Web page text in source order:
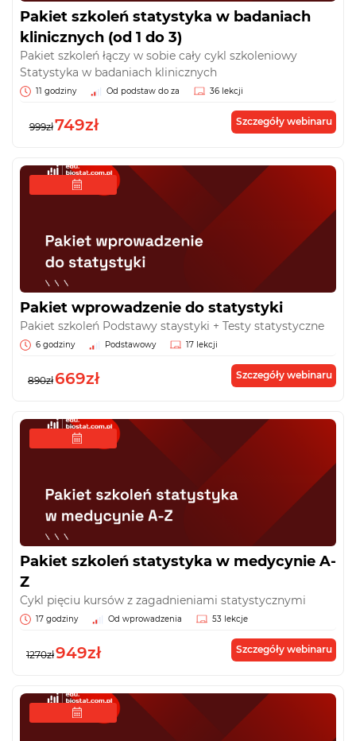
Pakiet szkoleń statystyka w badaniach
klinicznych (od 1 do 3)
Pakiet szkoleń łączy w sobie cały cykl szkoleniowy
Statystyka w badaniach klinicznych
11 godziny Od podstaw do za 36 lekcji
999zł749zł Szczegóły webinaru
Pakiet wprowadzenie do statystyki
Pakiet szkoleń Podstawy staystyki + Testy statystyczne
6 godziny Podstawowy 17 lekcji
890zł 669zł Szczegóły webinaru
Pakiet szkoleń statystyka w medycynie A-
Z
Cykl pięciu kursów z zagadnieniami statystycznymi
17 godziny Od wprowadzenia 53 lekcje
1270zł949zł Szczegóły webinaru